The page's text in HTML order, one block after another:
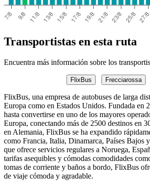
Transportistas en esta ruta
Encuentra más información sobre los
FlixBus Frecciarossa
FlixBus, una empresa de autobuses de larga
Europa como en Estados Unidos. Fundada en
hasta convertirse en uno de los mayores
Europa, conectando más de 2500 destinos en
en Alemania, FlixBus se ha expandido
como Francia, Italia, Dinamarca, Países Bajos
que ofrece servicios regulares a Noruega,
tarifas asequibles y cómodas comodidades
tomas de corriente y baños a bordo, FlixBus
de viaje cómoda y agradable.